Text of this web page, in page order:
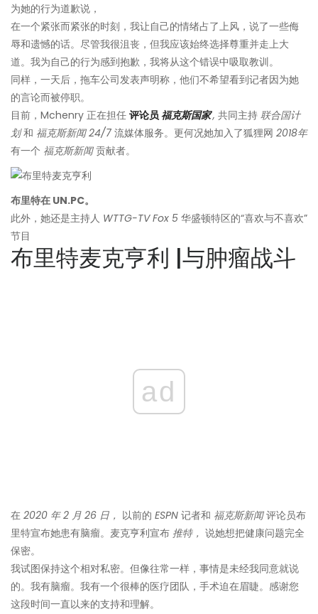
为她的行为道歉说，
在一个紧张而紧张的时刻，我让自己的情绪占了上风，说了一些侮
辱和遗憾的话。尽管我很沮丧，但我应该始终选择尊重并走上大
道。我为自己的行为感到抱歉，我将从这个错误中吸取教训。
同样，一天后，拖车公司发表声明称，他们不希望看到记者因为她
的言论而被停职。
目前，Mchenry 正在担任 评论员福克斯国家, 共同主持 联合国计
划和 福克斯新闻 24/7 流媒体服务。更何况她加入了狐狸网 2018年
有一个 福克斯新闻贡献者。
布里特在 UN.PC。
此外，她还是主持人 WTTG-TV Fox 5 华盛顿特区的“喜欢与不喜欢”
节目
布里特麦克亨利 |与肿瘤战斗
ad
在 2020 年 2 月 26 日， 以前的 ESPN 记者和 福克斯新闻评论员布
里特宣布她患有脑瘤。麦克亨利宣布 推特， 说她想把健康问题完全
保密。
我试图保持这个相对私密。但像往常一样，事情是未经我同意就说
的。我有脑瘤。我有一个很棒的医疗团队，手术迫在眉睫。感谢您
这段时间一直以来的支持和理解。